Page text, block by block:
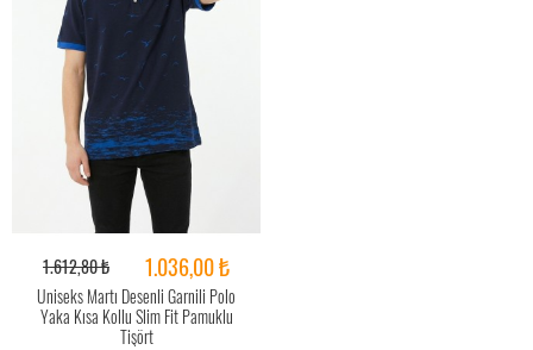
1.612,80 ₺ 1.036,00 ₺
Uniseks Martı Desenli Garnili Polo
Yaka Kısa Kollu Slim Fit Pamuklu
Tişört